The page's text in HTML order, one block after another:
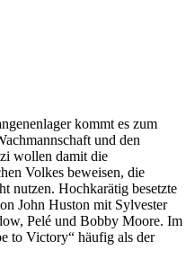
kommt es zum
und den
wollen damit die
Volkes beweisen, die
nutzen. Hochkarätig besetzte
John Huston mit Sylvester
Pelé und Bobby Moore. Im
to Victory“ häufig als der